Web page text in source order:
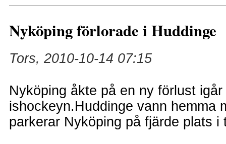
Nyköping förlorade i Huddinge
Tors, 2010-10-14 07:15
Nyköping åkte på en ny förlust
ishockeyn.Huddinge vann hemma
parkerar Nyköping på fjärde plats i